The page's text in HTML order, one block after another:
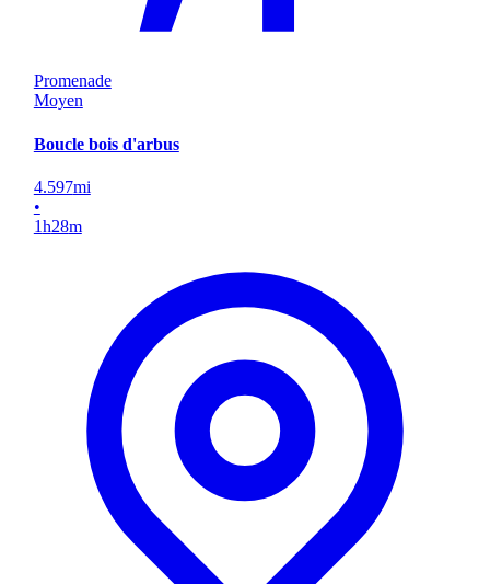
Promenade
Moyen
Boucle bois d'arbus
4.597mi
•
1h28m